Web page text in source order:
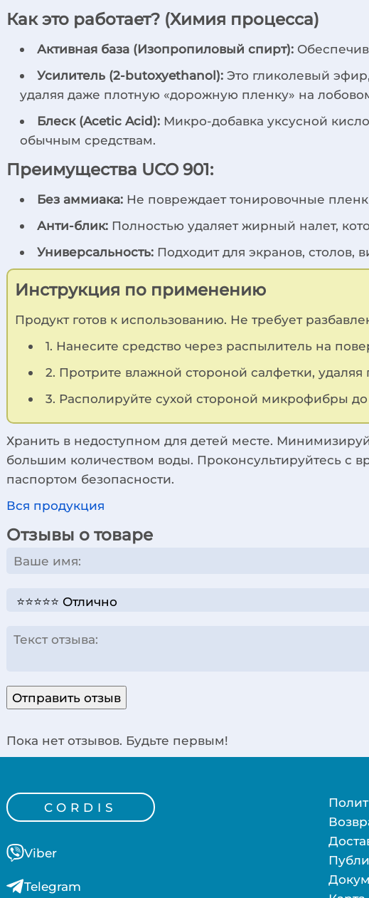
Как это работает? (Химия процесса)
Активная база (Изопропиловый спирт):
Усилитель (2-butoxyethanol): Это гликолевый
удаляя даже плотную «дорожную пленку» на
Блеск (Acetic Acid): Микро-добавка уксусной
обычным средствам.
Преимущества UCO 901:
Без аммиака: Не повреждает тонировочные
Анти-блик: Полностью удаляет жирный налет,
Универсальность: Подходит для экранов, столов,
Инструкция по применению
Продукт готов к использованию. Не требует
1. Нанесите средство через распылитель на
2. Протрите влажной стороной салфетки, удаляя
3. Располируйте сухой стороной микрофибры
Хранить в недоступном для детей месте.
большим количеством воды. Проконсультируйтесь с
паспортом безопасности.
Вся продукция
Отзывы о товаре
Отправить отзыв
Пока нет отзывов. Будьте первым!
CORDIS
Viber
Telegram